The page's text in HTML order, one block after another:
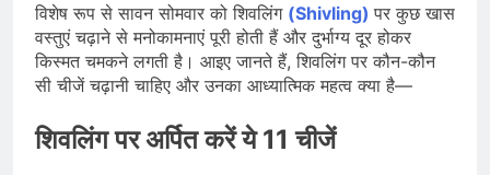
विशेष रूप से सावन सोमवार को शिवलिंग (Shivling)पर कुछ खास
वस्तुएं चढ़ाने से मनोकामनाएं पूरी होती हैं और दुर्भाग्य दूर होकर
किस्मत चमकने लगती है। आइए जानते हैं, शिवलिंग पर कौन-कौन
सी चीजें चढ़ानी चाहिए और उनका आध्यात्मिक महत्व क्या है—
शिवलिंग पर अर्पित करें ये 11 चीजें